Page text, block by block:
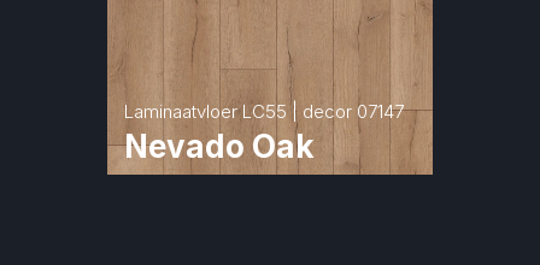
Laminaatvloer LC55 | decor 07147
Nevado Oak